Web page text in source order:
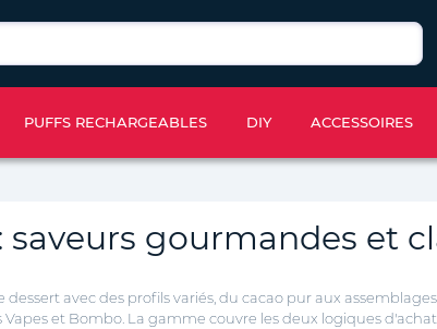
PUFFS RECHARGEABLES DIY ACCESSOIRES
gourmandes et
avec des profils variés, du cacao pur aux
et Bombo. La gamme couvre les deux logiques d'achat